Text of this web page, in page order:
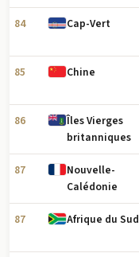
84 Cap-Vert
85 Chine
86
Îles Vierges
britanniques
87
Nouvelle-
Calédonie
87 Afrique du Sud